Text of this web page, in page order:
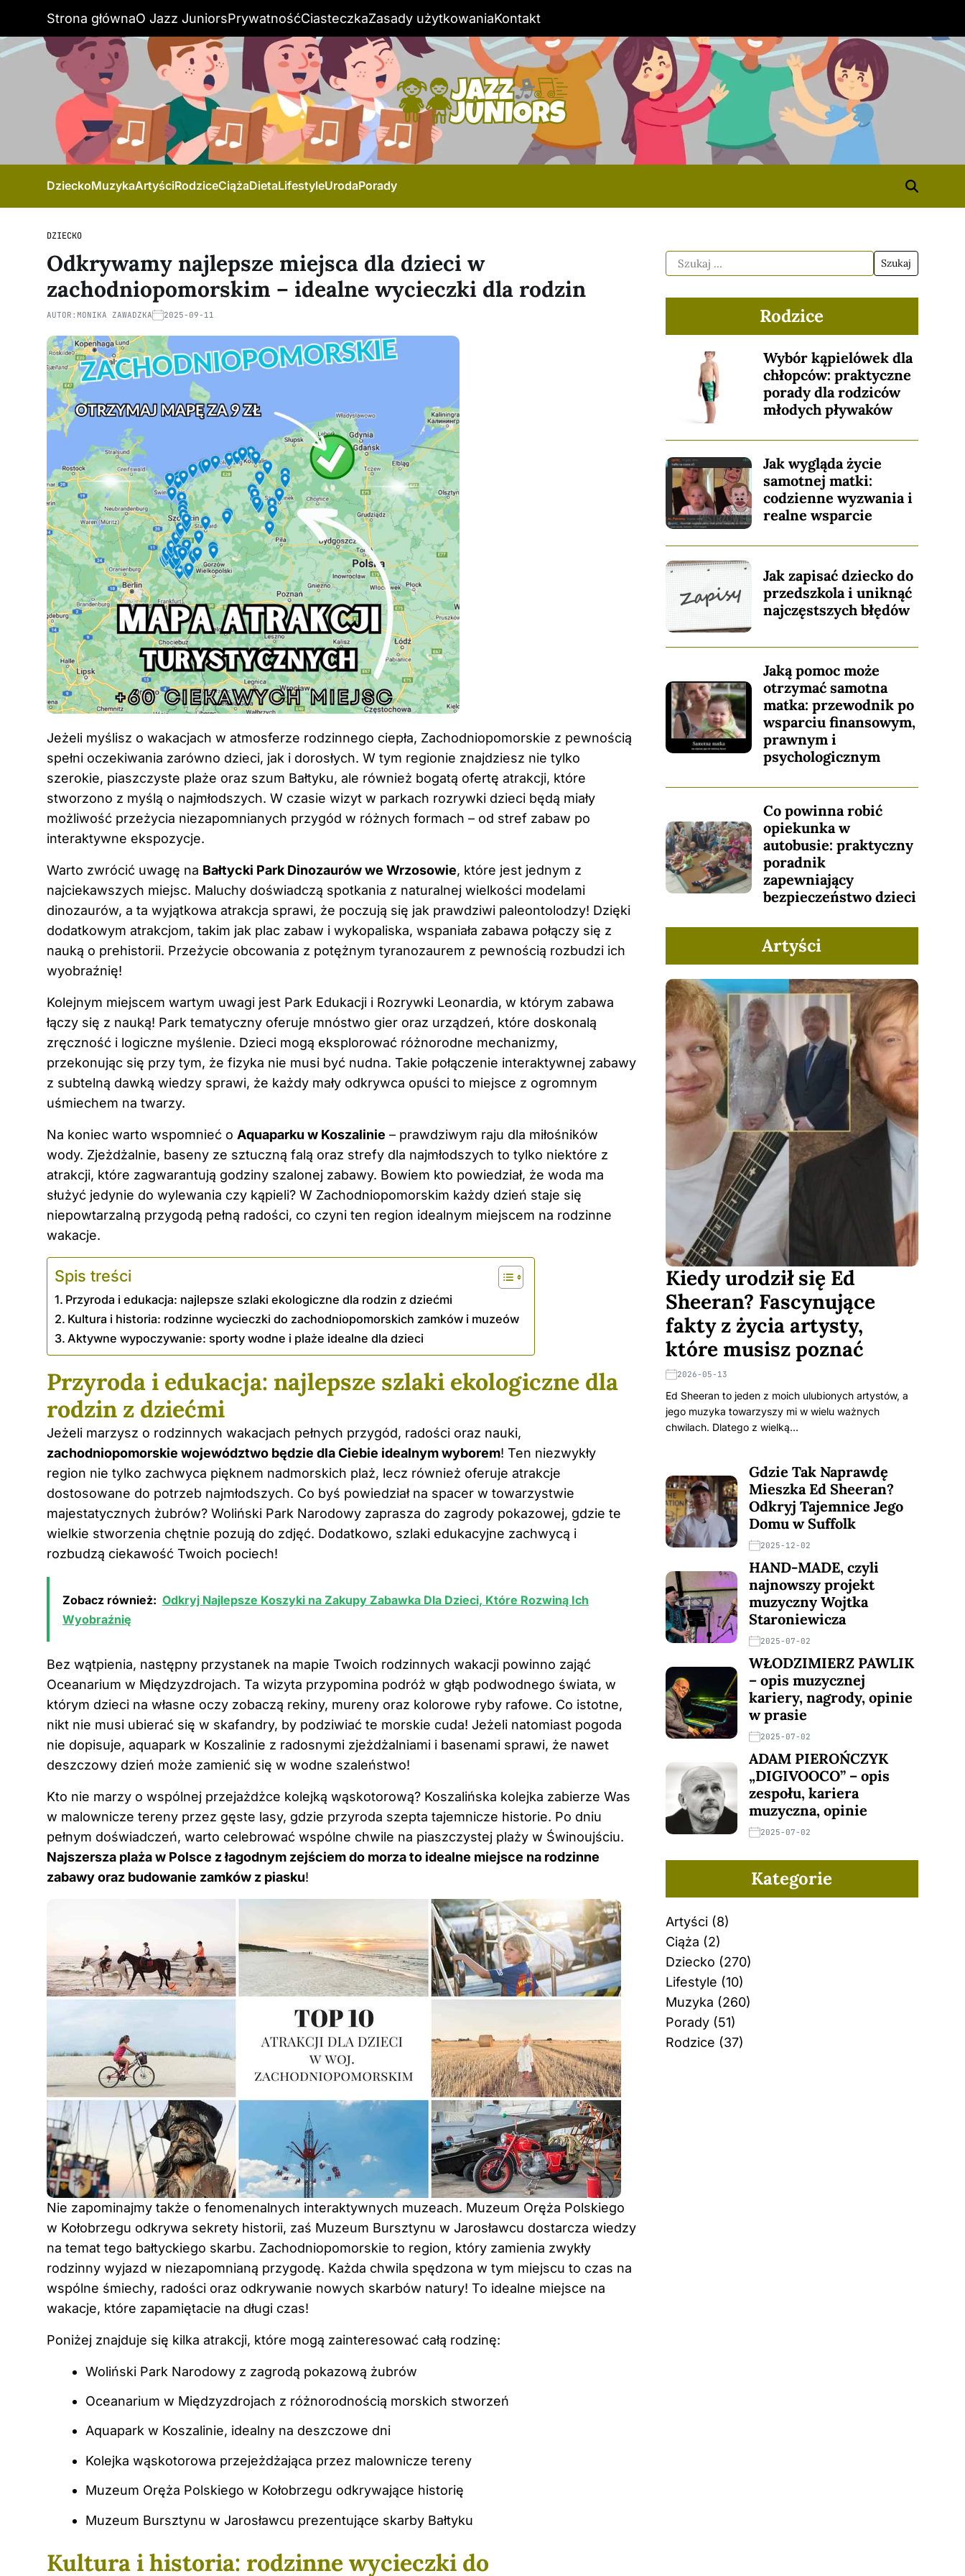
Strona głównaO Jazz JuniorsPrywatnośćCiasteczkaZasady użytkowaniaKontakt
DzieckoMuzykaArtyściRodziceCiążaDietaLifestyleUrodaPorady
DZIECKO
Odkrywamy najlepsze miejsca dla dzieci w
zachodniopomorskim – idealne wycieczki dla rodzin
AUTOR: MONIKA ZAWADZKA 2025-09-11
Jeżeli myślisz o wakacjach w atmosferze rodzinnego ciepła, Zachodniopomorskie z pewnością
spełni oczekiwania zarówno dzieci, jak i dorosłych. W tym regionie znajdziesz nie tylko
szerokie, piaszczyste plaże oraz szum Bałtyku, ale również bogatą ofertę atrakcji, które
stworzono z myślą o najmłodszych. W czasie wizyt w parkach rozrywki dzieci będą miały
możliwość przeżycia niezapomnianych przygód w różnych formach – od stref zabaw po
interaktywne ekspozycje.
Warto zwrócić uwagę na Bałtycki Park Dinozaurów we Wrzosowie, które jest jednym z
najciekawszych miejsc. Maluchy doświadczą spotkania z naturalnej wielkości modelami
dinozaurów, a ta wyjątkowa atrakcja sprawi, że poczują się jak prawdziwi paleontolodzy! Dzięki
dodatkowym atrakcjom, takim jak plac zabaw i wykopaliska, wspaniała zabawa połączy się z
nauką o prehistorii. Przeżycie obcowania z potężnym tyranozaurem z pewnością rozbudzi ich
wyobraźnię!
Kolejnym miejscem wartym uwagi jest Park Edukacji i Rozrywki Leonardia, w którym zabawa
łączy się z nauką! Park tematyczny oferuje mnóstwo gier oraz urządzeń, które doskonalą
zręczność i logiczne myślenie. Dzieci mogą eksplorować różnorodne mechanizmy,
przekonując się przy tym, że fizyka nie musi być nudna. Takie połączenie interaktywnej zabawy
z subtelną dawką wiedzy sprawi, że każdy mały odkrywca opuści to miejsce z ogromnym
uśmiechem na twarzy.
Na koniec warto wspomnieć o Aquaparku w Koszalinie – prawdziwym raju dla miłośników
wody. Zjeżdżalnie, baseny ze sztuczną falą oraz strefy dla najmłodszych to tylko niektóre z
atrakcji, które zagwarantują godziny szalonej zabawy. Bowiem kto powiedział, że woda ma
służyć jedynie do wylewania czy kąpieli? W Zachodniopomorskim każdy dzień staje się
niepowtarzalną przygodą pełną radości, co czyni ten region idealnym miejscem na rodzinne
wakacje.
Spis treści
Przyroda i edukacja: najlepsze szlaki ekologiczne dla rodzin z dziećmi
Kultura i historia: rodzinne wycieczki do zachodniopomorskich zamków i muzeów
Aktywne wypoczywanie: sporty wodne i plaże idealne dla dzieci
Przyroda i edukacja: najlepsze szlaki ekologiczne dla
rodzin z dziećmi
Jeżeli marzysz o rodzinnych wakacjach pełnych przygód, radości oraz nauki,
zachodniopomorskie województwo będzie dla Ciebie idealnym wyborem! Ten niezwykły
region nie tylko zachwyca pięknem nadmorskich plaż, lecz również oferuje atrakcje
dostosowane do potrzeb najmłodszych. Co byś powiedział na spacer w towarzystwie
majestatycznych żubrów? Woliński Park Narodowy zaprasza do zagrody pokazowej, gdzie te
wielkie stworzenia chętnie pozują do zdjęć. Dodatkowo, szlaki edukacyjne zachwycą i
rozbudzą ciekawość Twoich pociech!
Zobacz również: Odkryj Najlepsze Koszyki na Zakupy Zabawka Dla Dzieci, Które Rozwiną Ich
Wyobraźnię
Bez wątpienia, następny przystanek na mapie Twoich rodzinnych wakacji powinno zająć
Oceanarium w Międzyzdrojach. Ta wizyta przypomina podróż w głąb podwodnego świata, w
którym dzieci na własne oczy zobaczą rekiny, mureny oraz kolorowe ryby rafowe. Co istotne,
nikt nie musi ubierać się w skafandry, by podziwiać te morskie cuda! Jeżeli natomiast pogoda
nie dopisuje, aquapark w Koszalinie z radosnymi zjeżdżalniami i basenami sprawi, że nawet
deszczowy dzień może zamienić się w wodne szaleństwo!
Kto nie marzy o wspólnej przejażdżce kolejką wąskotorową? Koszalińska kolejka zabierze Was
w malownicze tereny przez gęste lasy, gdzie przyroda szepta tajemnicze historie. Po dniu
pełnym doświadczeń, warto celebrować wspólne chwile na piaszczystej plaży w Świnoujściu.
Najszersza plaża w Polsce z łagodnym zejściem do morza to idealne miejsce na rodzinne
zabawy oraz budowanie zamków z piasku!
Nie zapominajmy także o fenomenalnych interaktywnych muzeach. Muzeum Oręża Polskiego
w Kołobrzegu odkrywa sekrety historii, zaś Muzeum Bursztynu w Jarosławcu dostarcza wiedzy
na temat tego bałtyckiego skarbu. Zachodniopomorskie to region, który zamienia zwykły
rodzinny wyjazd w niezapomnianą przygodę. Każda chwila spędzona w tym miejscu to czas na
wspólne śmiechy, radości oraz odkrywanie nowych skarbów natury! To idealne miejsce na
wakacje, które zapamiętacie na długi czas!
Poniżej znajduje się kilka atrakcji, które mogą zainteresować całą rodzinę:
Woliński Park Narodowy z zagrodą pokazową żubrów
Oceanarium w Międzyzdrojach z różnorodnością morskich stworzeń
Aquapark w Koszalinie, idealny na deszczowe dni
Kolejka wąskotorowa przejeżdżająca przez malownicze tereny
Muzeum Oręża Polskiego w Kołobrzegu odkrywające historię
Muzeum Bursztynu w Jarosławcu prezentujące skarby Bałtyku
Kultura i historia: rodzinne wycieczki do
Rodzice
Wybór kąpielówek dla
chłopców: praktyczne
porady dla rodziców
młodych pływaków
Jak wygląda życie
samotnej matki:
codzienne wyzwania i
realne wsparcie
Jak zapisać dziecko do
przedszkola i uniknąć
najczęstszych błędów
Jaką pomoc może
otrzymać samotna
matka: przewodnik po
wsparciu finansowym,
prawnym i
psychologicznym
Co powinna robić
opiekunka w
autobusie: praktyczny
poradnik
zapewniający
bezpieczeństwo dzieci
Artyści
Kiedy urodził się Ed
Sheeran? Fascynujące
fakty z życia artysty,
które musisz poznać
2026-05-13
Ed Sheeran to jeden z moich ulubionych artystów, a
jego muzyka towarzyszy mi w wielu ważnych
chwilach. Dlatego z wielką…
Gdzie Tak Naprawdę
Mieszka Ed Sheeran?
Odkryj Tajemnice Jego
Domu w Suffolk
2025-12-02
HAND-MADE, czyli
najnowszy projekt
muzyczny Wojtka
Staroniewicza
2025-07-02
WŁODZIMIERZ PAWLIK
– opis muzycznej
kariery, nagrody, opinie
w prasie
2025-07-02
ADAM PIEROŃCZYK
„DIGIVOOCO” – opis
zespołu, kariera
muzyczna, opinie
2025-07-02
Kategorie
Artyści(8)
Ciąża (2)
Dziecko (270)
Lifestyle (10)
Muzyka (260)
Porady(51)
Rodzice (37)